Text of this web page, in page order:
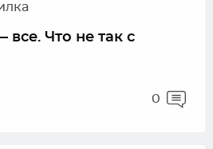
все. Что не так с
0